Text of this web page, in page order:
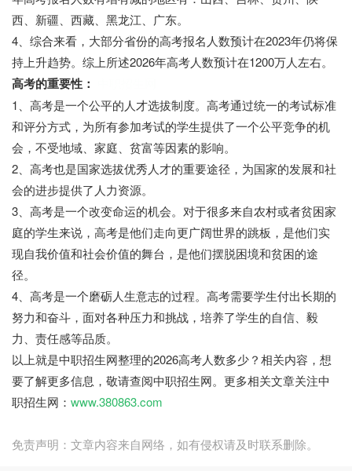
西、新疆、西藏、黑龙江、广东。
4、综合来看，大部分省份的高考报名人数预计在2023年仍将保
持上升趋势。综上所述2026年高考人数预计在1200万人左右。
高考的重要性：
1、高考是一个公平的人才选拔制度。高考通过统一的考试标准
和评分方式，为所有参加考试的学生提供了一个公平竞争的机
会，不受地域、家庭、贫富等因素的影响。
2、高考也是国家选拔优秀人才的重要途径，为国家的发展和社
会的进步提供了人力资源。
3、高考是一个改变命运的机会。对于很多来自农村或者贫困家
庭的学生来说，高考是他们走向更广阔世界的跳板，是他们实
现自我价值和社会价值的舞台，是他们摆脱困境和贫困的途
径。
4、高考是一个磨砺人生意志的过程。高考需要学生付出长期的
努力和奋斗，面对各种压力和挑战，培养了学生的自信、毅
力、责任感等品质。
以上就是中职招生网整理的2026高考人数多少？相关内容，想
要了解更多信息，敬请查阅中职招生网。更多相关文章关注中
职招生网： www.380863.com
免责声明：文章内容来自网络，如有侵权请及时联系删除。